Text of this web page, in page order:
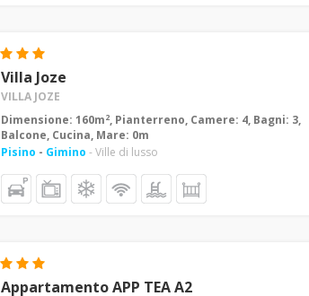
Villa Joze
VILLA JOZE
Dimensione: 160m2, Pianterreno, Camere: 4, Bagni: 3,
Balcone, Cucina, Mare: 0m
Pisino - Gimino - Ville di lusso
Appartamento APP TEA A2